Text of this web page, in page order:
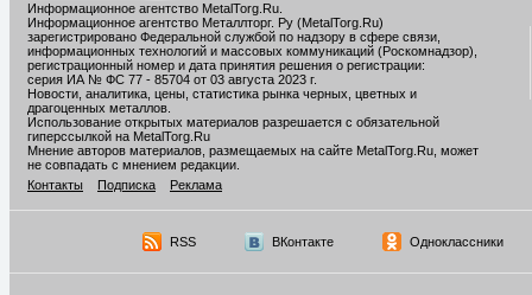
Информационное агентство MetalTorg.Ru
Информационное агентство Металлторг. Ру (MetalTorg.Ru)
зарегистрировано Федеральной службой по надзору в сфере связи,
информационных технологий и массовых коммуникаций (Роскомнадзор),
регистрационный номер и дата принятия решения о регистрации:
серия ИА № ФС 77 - 85704 от 03 августа 2023 г.
Новости, аналитика, цены, статистика рынка черных, цветных и
драгоценных металлов.
Использование открытых материалов разрешается с обязательной
гиперссылкой на MetalTorg.Ru
Мнение авторов материалов, размещаемых на сайте MetalTorg.Ru, может
не совпадать с мнением редакции.
Контакты
Подписка Реклама
RSS ВКонтакте Одноклассники